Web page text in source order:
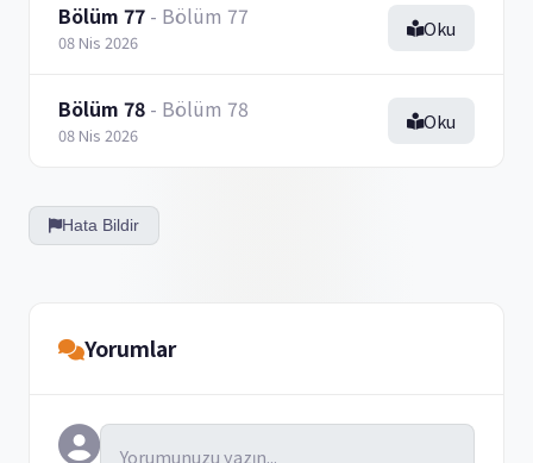
Bölüm 77 - Bölüm 77
08 Nis 2026
Oku
Bölüm 78 - Bölüm 78
08 Nis 2026
Oku
Hata Bildir
Yorumlar